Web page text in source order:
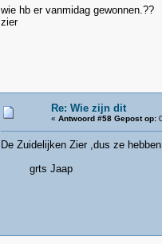
wie hb er vanmidag gewonnen.??
zier
Re: Wie zijn dit
« Antwoord #58 Gepost op:
De Zuidelijken Zier ,dus ze
grts Jaap